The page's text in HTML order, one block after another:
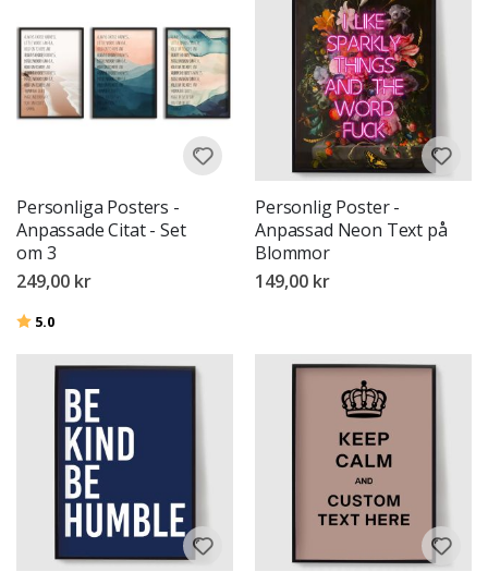
Personliga Posters -
Anpassade Citat - Set
om 3
249,00 kr
Betyg:
5.0
Personlig Poster -
Anpassad Neon Text på
Blommor
149,00 kr